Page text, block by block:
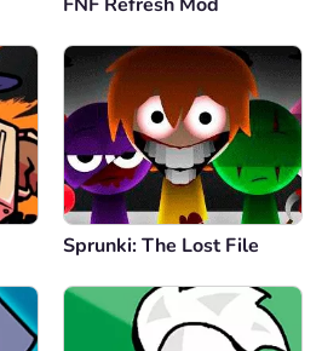
Sprunki: The Lost File